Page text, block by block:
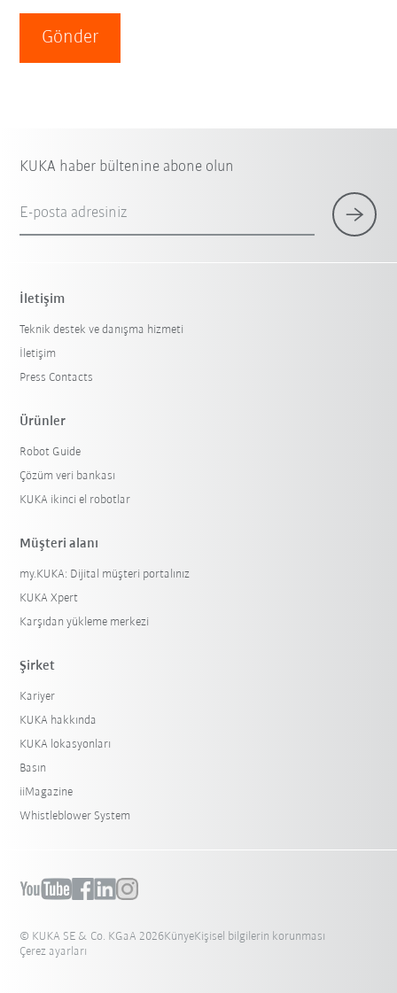
Gönder
KUKA haber bültenine abone olun
E-posta adresiniz
İletişim
Teknik destek ve danışma hizmeti
İletişim
Press Contacts
Ürünler
Robot Guide
Çözüm veri bankası
KUKA ikinci el robotlar
Müşteri alanı
my.KUKA: Dijital müşteri portalınız
KUKA Xpert
Karşıdan yükleme merkezi
Şirket
Kariyer
KUKA hakkında
KUKA lokasyonları
Basın
iiMagazine
Whistleblower System
© KUKA SE & Co. KGaA 2026KünyeKişisel bilgilerin korunması
Çerez ayarları